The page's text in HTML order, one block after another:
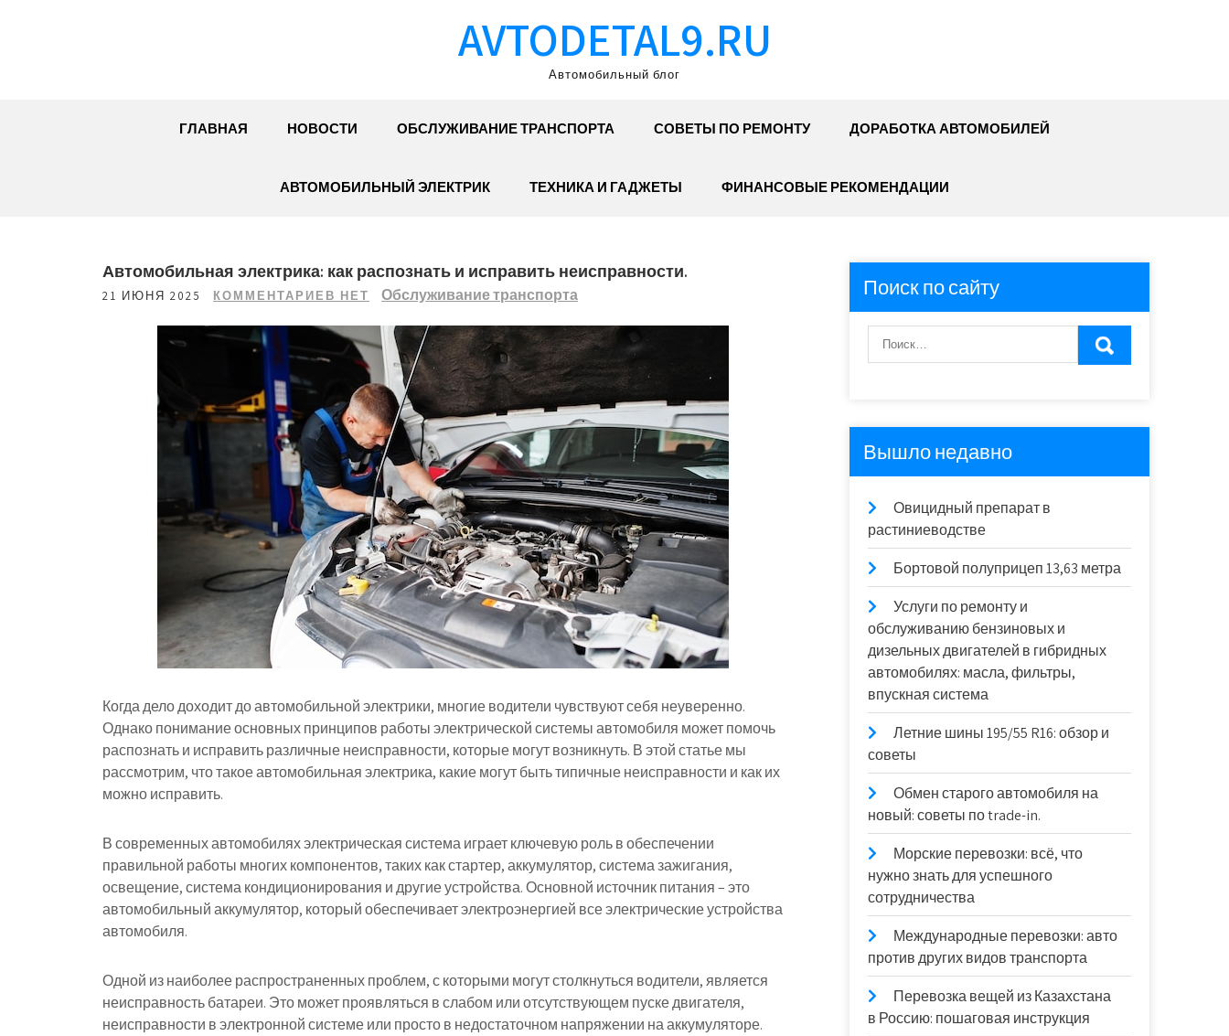
AVTODETAL9.RU
Автомобильный блог
ГЛАВНАЯ НОВОСТИ ОБСЛУЖИВАНИЕ ТРАНСПОРТА СОВЕТЫ ПО РЕМОНТУ ДОРАБОТКА АВТОМОБИЛЕЙ
АВТОМОБИЛЬНЫЙ ЭЛЕКТРИК ТЕХНИКА И ГАДЖЕТЫ ФИНАНСОВЫЕ РЕКОМЕНДАЦИИ
Автомобильная электрика: как распознать и исправить неисправности.
21 ИЮНЯ 2025 КОММЕНТАРИЕВ НЕТ Обслуживание транспорта
Когда дело доходит до автомобильной электрики, многие водители чувствуют себя неуверенно.
Однако понимание основных принципов работы электрической системы автомобиля может помочь
распознать и исправить различные неисправности, которые могут возникнуть. В этой статье мы
рассмотрим, что такое автомобильная электрика, какие могут быть типичные неисправности и как их
можно исправить.
В современных автомобилях электрическая система играет ключевую роль в обеспечении
правильной работы многих компонентов, таких как стартер, аккумулятор, система зажигания,
освещение, система кондиционирования и другие устройства. Основной источник питания – это
автомобильный аккумулятор, который обеспечивает электроэнергией все электрические устройства
автомобиля.
Одной из наиболее распространенных проблем, с которыми могут столкнуться водители, является
неисправность батареи. Это может проявляться в слабом или отсутствующем пуске двигателя,
неисправности в электронной системе или просто в недостаточном напряжении на аккумуляторе.
Поиск по сайту
Вышло недавно
Овицидный препарат в
растиниеводстве
Бортовой полуприцеп 13,63 метра
Услуги по ремонту и
обслуживанию бензиновых и
дизельных двигателей в гибридных
автомобилях: масла, фильтры,
впускная система
Летние шины 195/55 R16: обзор и
советы
Обмен старого автомобиля на
новый: советы по trade-in.
Морские перевозки: всё, что
нужно знать для успешного
сотрудничества
Международные перевозки: авто
против других видов транспорта
Перевозка вещей из Казахстана
в Россию: пошаговая инструкция